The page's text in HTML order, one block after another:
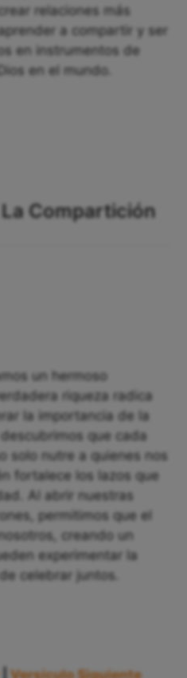
relaciones más
a compartir y ser
en instrumentos de
en el mundo.
Compartición
un hermoso
riqueza radica
la importancia de la
que cada
solo nutre a quienes nos
fortalece los lazos que
Al abrir nuestras
permitimos que el
creando un
experimentar la
celebrar juntos.